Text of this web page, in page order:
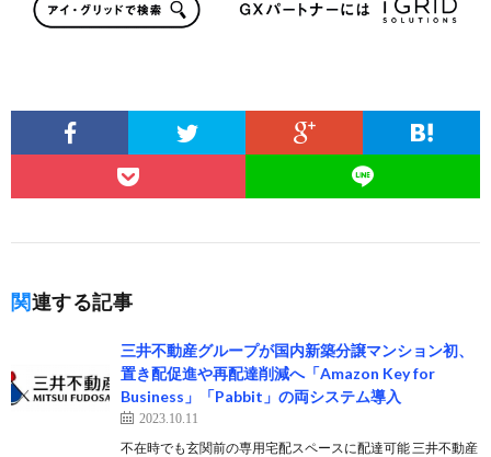
関連する記事
三井不動産グループが国内新築分譲マンション初、
置き配促進や再配達削減へ「Amazon Key for
Business」「Pabbit」の両システム導入
2023.10.11
不在時でも玄関前の専用宅配スペースに配達可能 三井不動産